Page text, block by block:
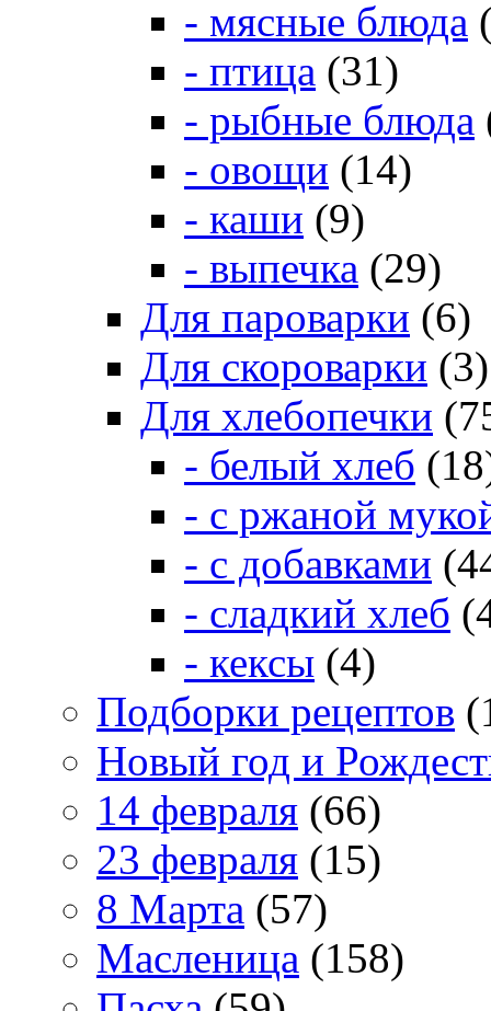
- мясные блюда
- птица (31)
- рыбные блюда
- овощи (14)
- каши (9)
- выпечка (29)
Для пароварки (6)
Для скороварки (3)
Для хлебопечки
- белый хлеб
- с ржаной
- с добавками
- сладкий хлеб
- кексы (4)
Подборки рецептов
Новый год и
14 февраля (66)
23 февраля (15)
8 Марта (57)
Масленица (158)